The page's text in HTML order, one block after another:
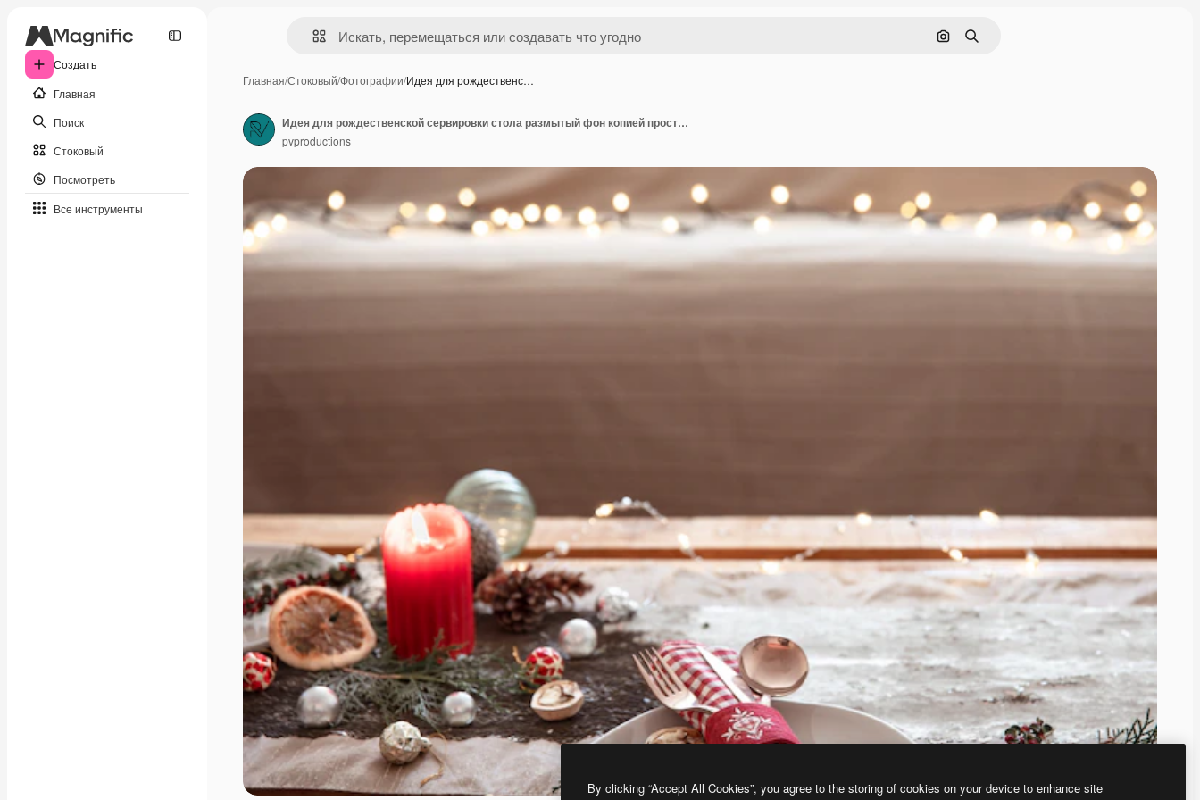
Создать
Главная
Поиск
Стоковый
Посмотреть
Все инструменты
Поиск по изображению
Поиск
Главная/Стоковый/Фотографии/Идея для рождественс…
Идея для рождественской сервировки стола размытый фон копией пространства
pvproductions
By clicking “Accept All Cookies”, you agree to the storing of cookies on your device to enhance site